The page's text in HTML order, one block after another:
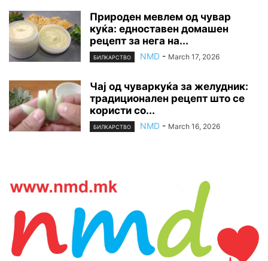
Природен мевлем од чувар
куќа: едноставен домашен
рецепт за нега на...
БИЛКАРСТВО NMD - March 17, 2026
Чај од чуваркуќа за желудник:
традиционален рецепт што се
користи со...
БИЛКАРСТВО NMD - March 16, 2026